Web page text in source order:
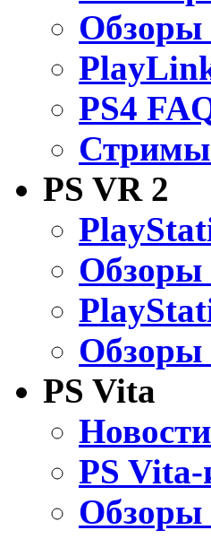
Обзоры
PS4
Стримы
PS VR 2
Обзоры
Обзоры
PS Vita
PS
Обзоры